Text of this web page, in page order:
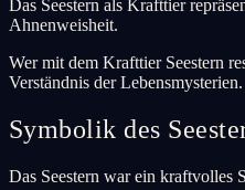
Das Seestern als Krafttier
Ahnenweisheit.
Wer mit dem Krafttier Seestern
Verständnis der Lebensmysterien.
Symbolik des
Das Seestern war ein kraftvolles